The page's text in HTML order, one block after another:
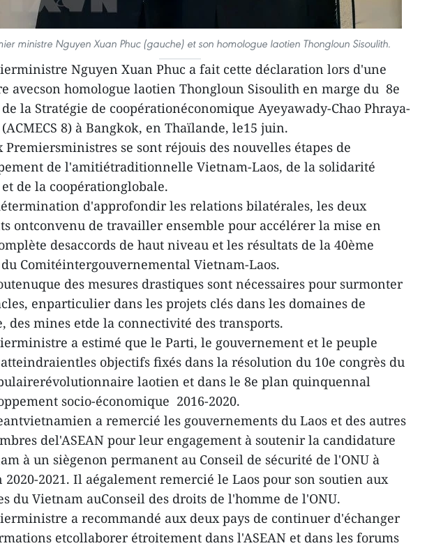
ministre Nguyen Xuan Phuc (gauche) et son homologue laotien Thongloun Sisoulith.
Nguyen Xuan Phuc a fait cette déclaration lors d'une
avecson homologue laotien Thongloun Sisoulith en marge du 8e
la Stratégie de coopérationéconomique Ayeyawady-Chao Phraya-
8) à Bangkok, en Thaïlande, le15 juin.
Premiersministres se sont réjouis des nouvelles étapes de
de l'amitiétraditionnelle Vietnam-Laos, de la solidarité
de la coopérationglobale.
d'approfondir les relations bilatérales, les deux
ontconvenu de travailler ensemble pour accélérer la mise en
desaccords de haut niveau et les résultats de la 40ème
Comitéintergouvernemental Vietnam-Laos.
des mesures drastiques sont nécessaires pour surmonter
enparticulier dans les projets clés dans les domaines de
des mines etde la connectivité des transports.
a estimé que le Parti, le gouvernement et le peuple
objectifs fixés dans la résolution du 10e congrès du
laotien et dans le 8e plan quinquennal
socio-économique 2016-2020.
a remercié les gouvernements du Laos et des autres
del'ASEAN pour leur engagement à soutenir la candidature
à un siègenon permanent au Conseil de sécurité de l'ONU à
2021. Il aégalement remercié le Laos pour son soutien aux
du Vietnam auConseil des droits de l'homme de l'ONU.
a recommandé aux deux pays de continuer d'échanger
etcollaborer étroitement dans l'ASEAN et dans les forums